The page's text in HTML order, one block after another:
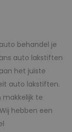
behandel je
auto lakstiften
het juiste
auto lakstiften.
te
hebben een